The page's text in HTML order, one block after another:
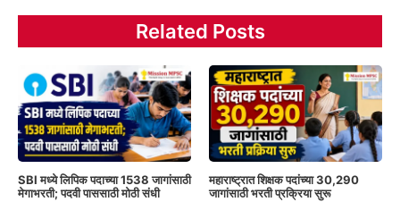
Related Posts
SBI मध्ये लिपिक पदाच्या 1538 जागांसाठी
मेगाभरती; पदवी पाससाठी मोठी संधी
महाराष्ट्रात शिक्षक पदांच्या 30,290
जागांसाठी भरती प्रक्रिया सुरू